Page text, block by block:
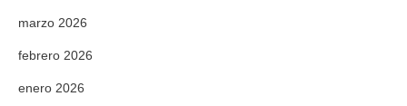
marzo 2026
febrero 2026
enero 2026